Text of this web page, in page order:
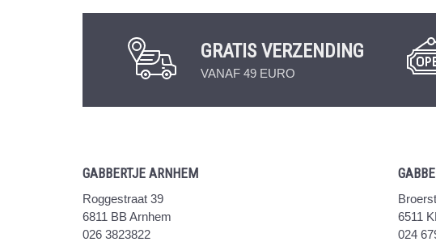
GRATIS VERZENDING
VANAF 49 EURO
GABBERTJE ARNHEM
Roggestraat 39
6811 BB Arnhem
026 3823822
6511
024